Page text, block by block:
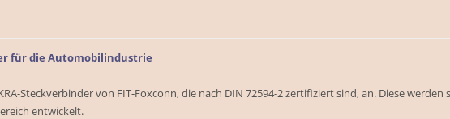
für die Automobilindustrie
Steckverbinder von FIT-Foxconn, die nach DIN 72594-2 zertifiziert sind, an. Diese werden
entwickelt.